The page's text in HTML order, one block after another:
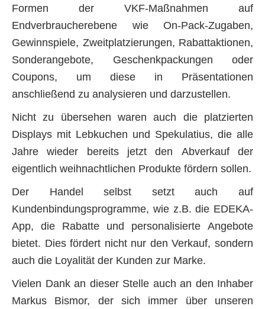
Formen der VKF-Maßnahmen auf
Endverbraucherebene wie On-Pack-Zugaben,
Gewinnspiele, Zweitplatzierungen, Rabattaktionen,
Sonderangebote, Geschenkpackungen oder
Coupons, um diese in Präsentationen
anschließend zu analysieren und darzustellen.
Nicht zu übersehen waren auch die platzierten
Displays mit Lebkuchen und Spekulatius, die alle
Jahre wieder bereits jetzt den Abverkauf der
eigentlich weihnachtlichen Produkte fördern sollen.
Der Handel selbst setzt auch auf
Kundenbindungsprogramme, wie z.B. die EDEKA-
App, die Rabatte und personalisierte Angebote
bietet. Dies fördert nicht nur den Verkauf, sondern
auch die Loyalität der Kunden zur Marke.
Vielen Dank an dieser Stelle auch an den Inhaber
Markus Bismor, der sich immer über unseren